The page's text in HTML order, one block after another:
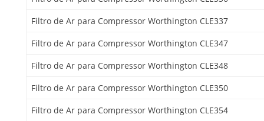
Filtro de Ar para Compressor Worthington CLE337
Filtro de Ar para Compressor Worthington CLE347
Filtro de Ar para Compressor Worthington CLE348
Filtro de Ar para Compressor Worthington CLE350
Filtro de Ar para Compressor Worthington CLE354